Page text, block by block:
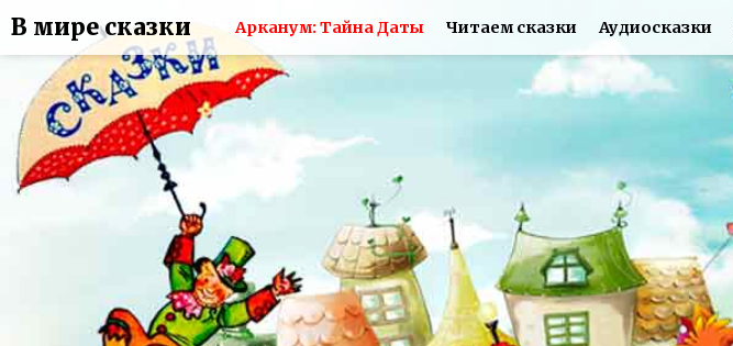
В мире сказки Арканум: Тайна Даты Читаем сказки Аудиосказки